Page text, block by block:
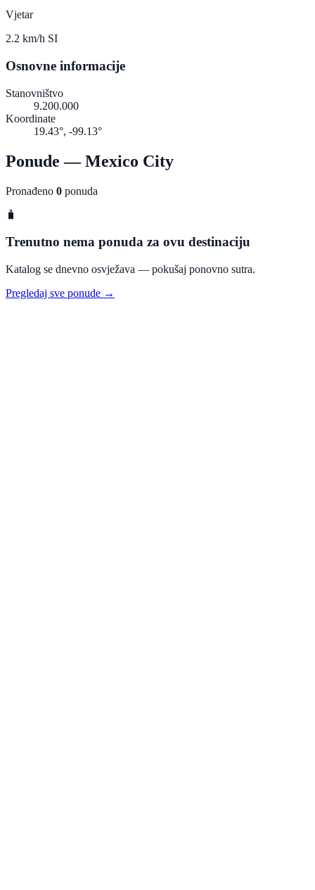
Vjetar
2.2 km/h SI
Osnovne informacije
Stanovništvo
9.200.000
Koordinate
19.43°, -99.13°
Ponude — Mexico City
Pronađeno 0 ponuda
🧳
Trenutno nema ponuda za ovu destinaciju
Katalog se dnevno osvježava — pokušaj ponovno sutra.
Pregledaj sve ponude →